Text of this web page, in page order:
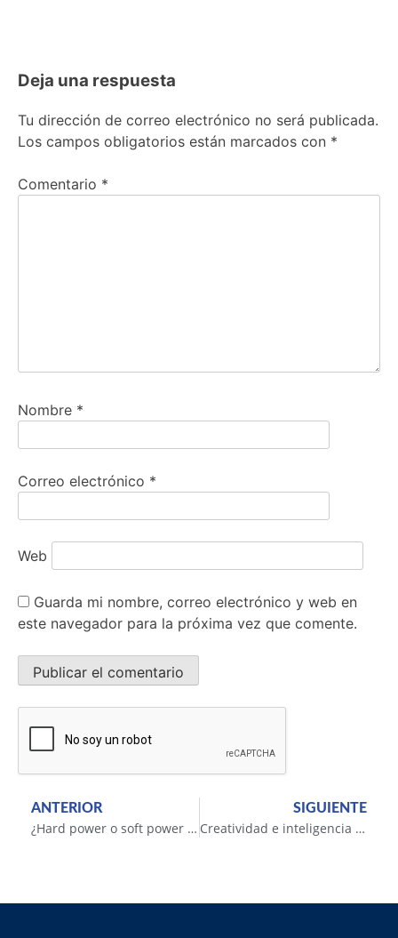
Deja una respuesta
Tu dirección de correo electrónico no será publicada.
Los campos obligatorios están marcados con *
Comentario *
Nombre *
Correo electrónico *
Web
Guarda mi nombre, correo electrónico y web en
este navegador para la próxima vez que comente.
ANTERIOR
¿Hard power o soft power para un mundo mejor o peor?
SIGUIENTE
Creatividad e inteligencia para adaptarse a un contexto hostil: el caso de los pulpos